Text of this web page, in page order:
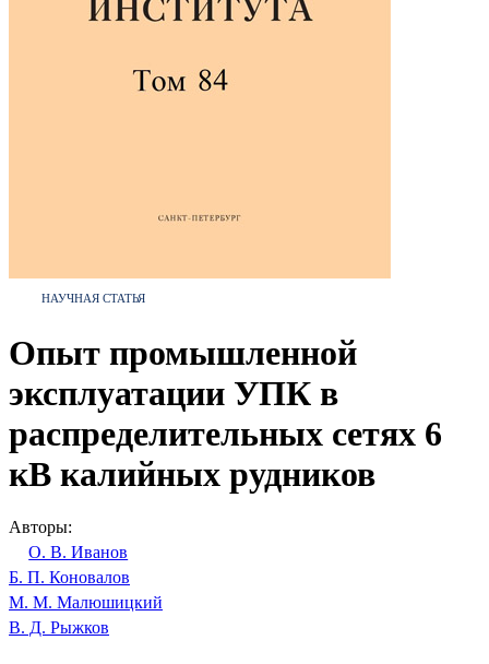
НАУЧНАЯ СТАТЬЯ
Опыт промышленной
эксплуатации УПК в
распределительных сетях 6
кВ калийных рудников
Авторы:
О. В. Иванов
Б. П. Коновалов
М. М. Малюшицкий
В. Д. Рыжков